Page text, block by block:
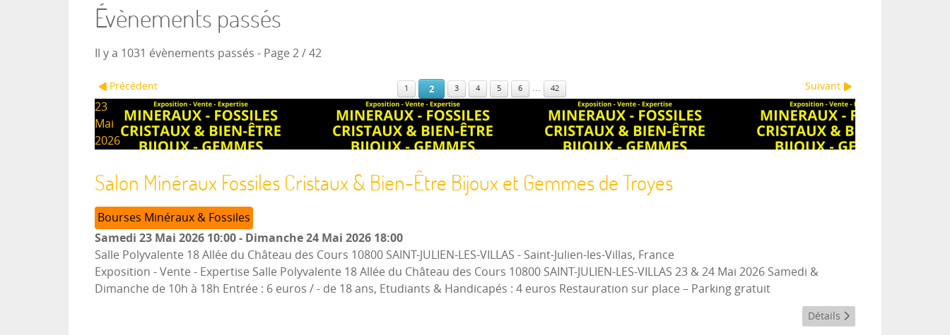
Évènements passés
Il y a 1031 évènements passés - Page 2 / 42
Précédent 1 2 3 4 5 6 ... 42 Suivant
23
Mai
2026
Salon Minéraux Fossiles Cristaux & Bien-Être Bijoux et Gemmes de Troyes
Bourses Minéraux & Fossiles
Samedi 23 Mai 2026 10:00- Dimanche 24 Mai 2026 18:00
Salle Polyvalente 18 Allée du Château des Cours 10800 SAINT-JULIEN-LES-VILLAS - Saint-Julien-les-Villas, France
Exposition - Vente - Expertise Salle Polyvalente 18 Allée du Château des Cours 10800 SAINT-JULIEN-LES-VILLAS 23 & 24 Mai 2026 Samedi &
Dimanche de 10h à 18h Entrée : 6 euros / - de 18 ans, Etudiants & Handicapés : 4 euros Restauration sur place – Parking gratuit
Détails